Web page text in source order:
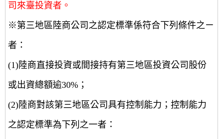
司來臺投資者。
※第三地區陸商公司之認定標準係符合下列條件之ㄧ
者：
(1)陸商直接投資或間接持有第三地區投資公司股份
或出資總額逾30%；
(2)陸商對該第三地區公司具有控制能力；控制能力
之認定標準為下列之一者：